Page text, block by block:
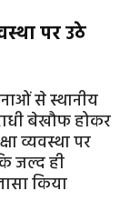
पर उठे
से स्थानीय
बेखौफ होकर
व्यवस्था पर
जल्द ही
किया